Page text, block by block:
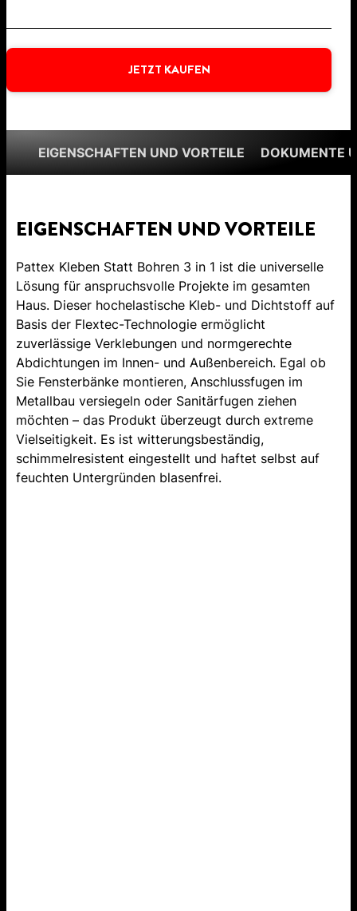
JETZT KAUFEN
EIGENSCHAFTEN UND VORTEILE DOKUMENTE
EIGENSCHAFTEN UND VORTEILE
Pattex Kleben Statt Bohren 3 in 1 ist die universelle
Lösung für anspruchsvolle Projekte im gesamten
Haus. Dieser hochelastische Kleb- und Dichtstoff auf
Basis der Flextec-Technologie ermöglicht
zuverlässige Verklebungen und normgerechte
Abdichtungen im Innen- und Außenbereich. Egal ob
Sie Fensterbänke montieren, Anschlussfugen im
Metallbau versiegeln oder Sanitärfugen ziehen
möchten – das Produkt überzeugt durch extreme
Vielseitigkeit. Es ist witterungsbeständig,
schimmelresistent eingestellt und haftet selbst auf
feuchten Untergründen blasenfrei.